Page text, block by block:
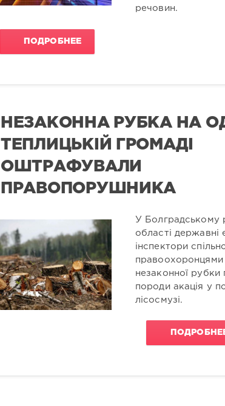
речовин.
ПОДРОБНЕЕ
НЕЗАКОННА РУБКА НА
ТЕПЛИЦЬКІЙ ГРОМАДІ
ОШТРАФУВАЛИ
ПРАВОПОРУШНИКА
У Болградському
області державні
інспектори
правоохоронцями
незаконної рубки
породи акація у
лісосмузі.